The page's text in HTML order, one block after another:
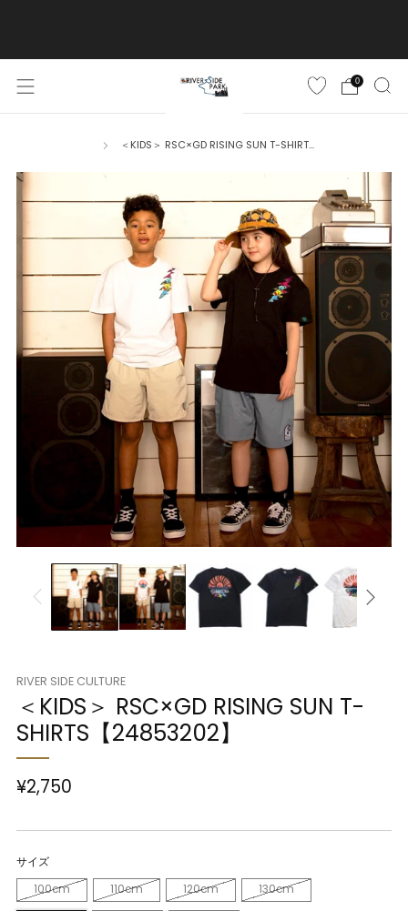
0
＜KIDS＞ RSC×GD RISING SUN T-SHIRT...
RIVER SIDE CULTURE
＜KIDS＞ RSC×GD RISING SUN T-
SHIRTS【24853202】
¥2,750
サイズ
100cm 110cm 120cm 130cm